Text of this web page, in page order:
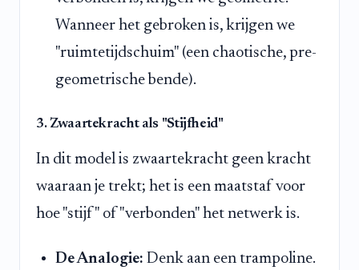
Wanneer het gebroken is, krijgen we
"ruimtetijdschuim" (een chaotische, pre-
geometrische bende).
3. Zwaartekracht als "Stijfheid"
In dit model is zwaartekracht geen kracht
waaraan je trekt; het is een maatstaf voor
hoe "stijf" of "verbonden" het netwerk is.
De Analogie: Denk aan een trampoline.